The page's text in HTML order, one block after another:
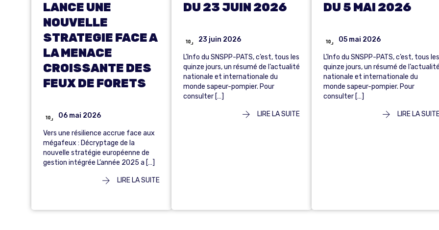
LANCE UNE
NOUVELLE
STRATEGIE FACE A
LA MENACE
CROISSANTE DES
FEUX DE FORETS
06 mai 2026
Vers une résilience accrue face aux
mégafeux : Décryptage de la
nouvelle stratégie européenne de
gestion intégrée L’année 2025 a […]
LIRE LA SUITE
DU 23 JUIN 2026
23 juin 2026
L’Info du SNSPP-PATS, c’est, tous les
quinze jours, un résumé de l’actualité
nationale et internationale du
monde sapeur-pompier. Pour
consulter […]
LIRE LA SUITE
DU 5 MAI 2026
05 mai 2026
L’Info du SNSPP-PATS, c’est, tous les
quinze jours, un résumé de l’actualité
nationale et internationale du
monde sapeur-pompier. Pour
consulter […]
LIRE LA